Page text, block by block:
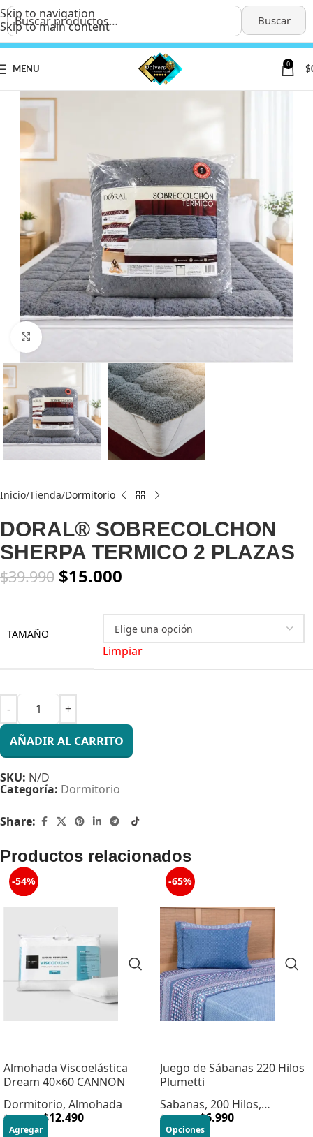
Buscar
Skip to navigation
Skip to main content
MENU
0
$
Click to enlarge
Inicio Tienda Dormitorio
DORAL® SOBRECOLCHON
SHERPA TERMICO 2 PLAZAS
$39.990 $15.000
TAMAÑO
Limpiar
AÑADIR AL CARRITO
SKU: N/D
Categoría: Dormitorio
Share:
Productos relacionados
-54%
Almohada Viscoelástica
Dream 40×60 CANNON
Dormitorio, Almohada
$26.990 $12.490
Agregar
-65%
Juego de Sábanas 220 Hilos
Plumetti
Sabanas, 200 Hilos,
Dormitorio
$19.990 $6.990
Opciones